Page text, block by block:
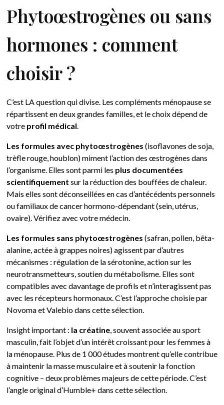
Phytoœstrogènes ou sans
hormones : comment
choisir ?
C’est LA question qui divise. Les compléments ménopause se
répartissent en deux grandes familles, et le choix dépend de
votre profil médical
Les formules avec phytoœstrogènes (isoflavones de soja,
trèfle rouge, houblon) miment l’action des œstrogènes dans
l’organisme. Elles sont parmi les plus documentées
scientifiquement sur la réduction des bouffées de chaleur.
Mais elles sont déconseillées en cas d’antécédents personnels
ou familiaux de cancer hormono-dépendant (sein, utérus,
ovaire). Vérifiez avec votre médecin.
Les formules sans phytoœstrogènes (safran, pollen, bêta-
alanine, actée à grappes noires) agissent par d’autres
mécanismes : régulation de la sérotonine, action sur les
neurotransmetteurs, soutien du métabolisme. Elles sont
compatibles avec davantage de profils et n’interagissent pas
avec les récepteurs hormonaux. C’est l’approche choisie par
Novoma et Valebio dans cette sélection.
Insight important : la créatine , souvent associée au sport
masculin, fait l’objet d’un intérêt croissant pour les femmes à
la ménopause. Plus de 1 000 études montrent qu’elle contribue
à maintenir la masse musculaire et à soutenir la fonction
cognitive – deux problèmes majeurs de cette période. C’est
l’angle original d’Humble+ dans cette sélection.